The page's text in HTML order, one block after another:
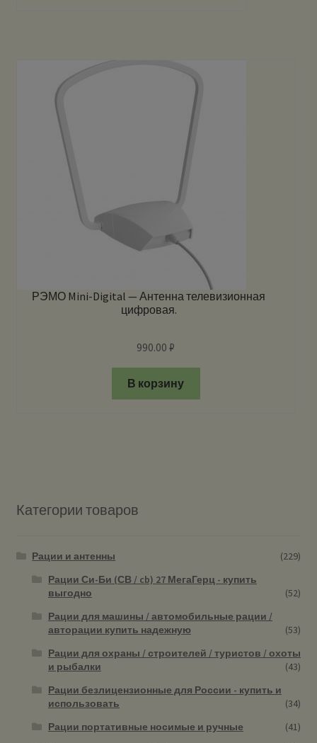
РЭМО Mini-Digital — Антенна телевизионная
цифровая.
990.00₽
В корзину
Категории товаров
Рации и антенны
(229)
Рации Си-Би (СВ / cb) 27 МегаГерц - купить
выгодно
(52)
Рации для машины / автомобильные рации /
авторации купить надежную
(53)
Рации для охраны / строителей / туристов / охоты
и рыбалки
(43)
Рации безлицензионные для России - купить и
использовать
(34)
Рации портативные носимые и ручные
(41)